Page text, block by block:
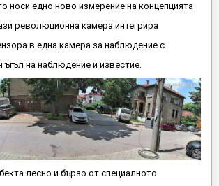
носи едно ново измерение на концепцията
революционна камера интегрира
в една камера за наблюдение с
ъгъл на наблюдение и известие.
лесно и бързо от специалното